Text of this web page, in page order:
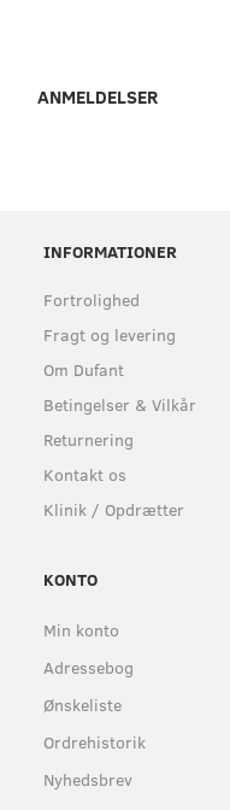
ANMELDELSER
INFORMATIONER
Fortrolighed
Fragt og levering
Om Dufant
Betingelser & Vilkår
Returnering
Kontakt os
Klinik / Opdrætter
KONTO
Min konto
Adressebog
Ønskeliste
Ordrehistorik
Nyhedsbrev